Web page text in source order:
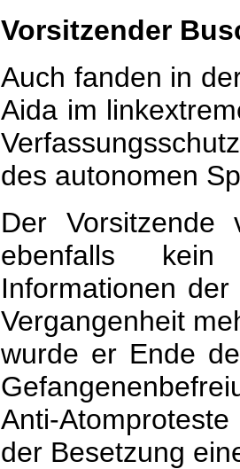
Vorsitzender
Auch fanden in
Aida im
des autonomen
Der Vorsitzende
ebenfalls kein
Informationen
Vergangenheit
wurde er Ende
Anti-
der Besetzung